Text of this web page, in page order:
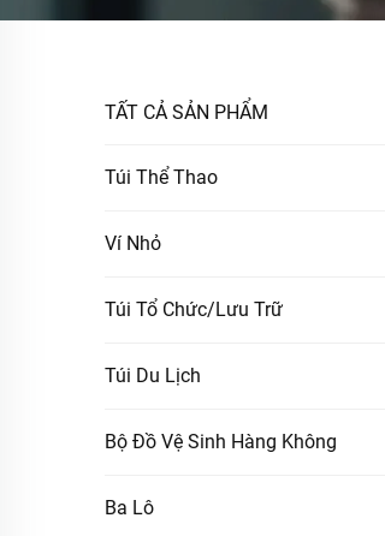
TẤT CẢ SẢN PHẨM
Túi Thể Thao
Ví Nhỏ
Túi Tổ Chức/lưu Trữ
Túi Du Lịch
Bộ Đồ Vệ Sinh Hàng Không
Ba Lô